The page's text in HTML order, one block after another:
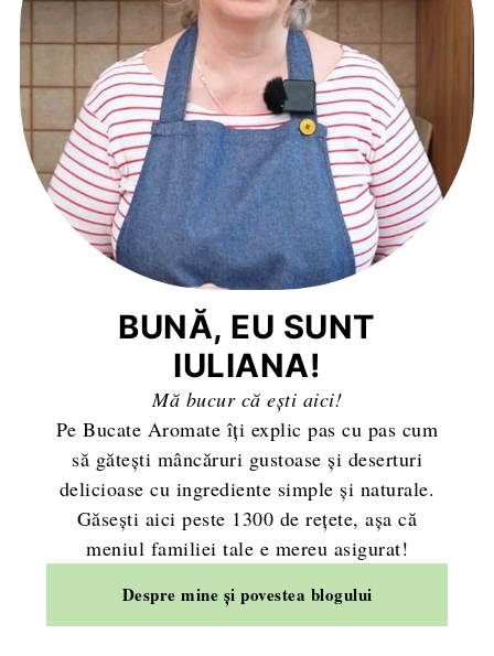
BUNĂ, EU SUNT
IULIANA!
Mă bucur că ești aici!
Pe Bucate Aromate îți explic pas cu pas cum
să gătești mâncăruri gustoase și deserturi
delicioase cu ingrediente simple și naturale.
Găsești aici peste 1300 de rețete, așa că
meniul familiei tale e mereu asigurat!
Despre mine și povestea blogului